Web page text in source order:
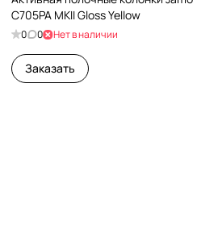
C705PA MKII Gloss Yellow
0 0 Нет в наличии
Заказать